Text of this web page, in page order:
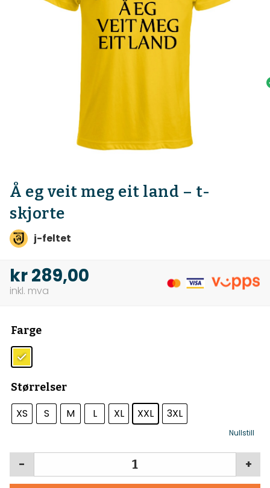
Å eg veit meg eit land – t-
skjorte
j-feltet
kr289,00
Farge
Størrelser
XS S M L XL XXL 3XL
Nullstill
+
-